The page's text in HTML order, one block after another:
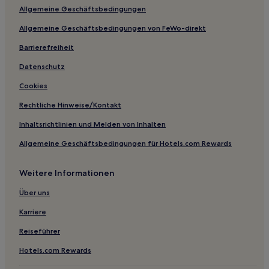
Hotels mit Fitnessbereich in Schottland
Hotels mit inbegriffenem Frühstück in Schottland
Luxus in Schottland
Haustierfreundliche in Schottland
Lgbtqia-Freundliche in Schottland
Golf in Schottland
Hotels mit Parkplatz in Edinburgh & Lothian
Haustierfreundliche nahe Belhaven Beach
Golf nahe Belhaven Beach
Günstige nahe Merchant City
Luxus nahe Merchant City
Hotels mit inbegriffenem Frühstück nahe Leven Beach
Haustierfreundliche in Falkirk
Allgemeine Geschäftsbedingungen
Allgemeine Geschäftsbedingungen von FeWo-direkt
Barrierefreiheit
Datenschutz
Cookies
Rechtliche Hinweise/Kontakt
Inhaltsrichtlinien und Melden von Inhalten
Allgemeine Geschäftsbedingungen für Hotels.com Rewards
Weitere Informationen
Über uns
Karriere
Reiseführer
Hotels.com Rewards